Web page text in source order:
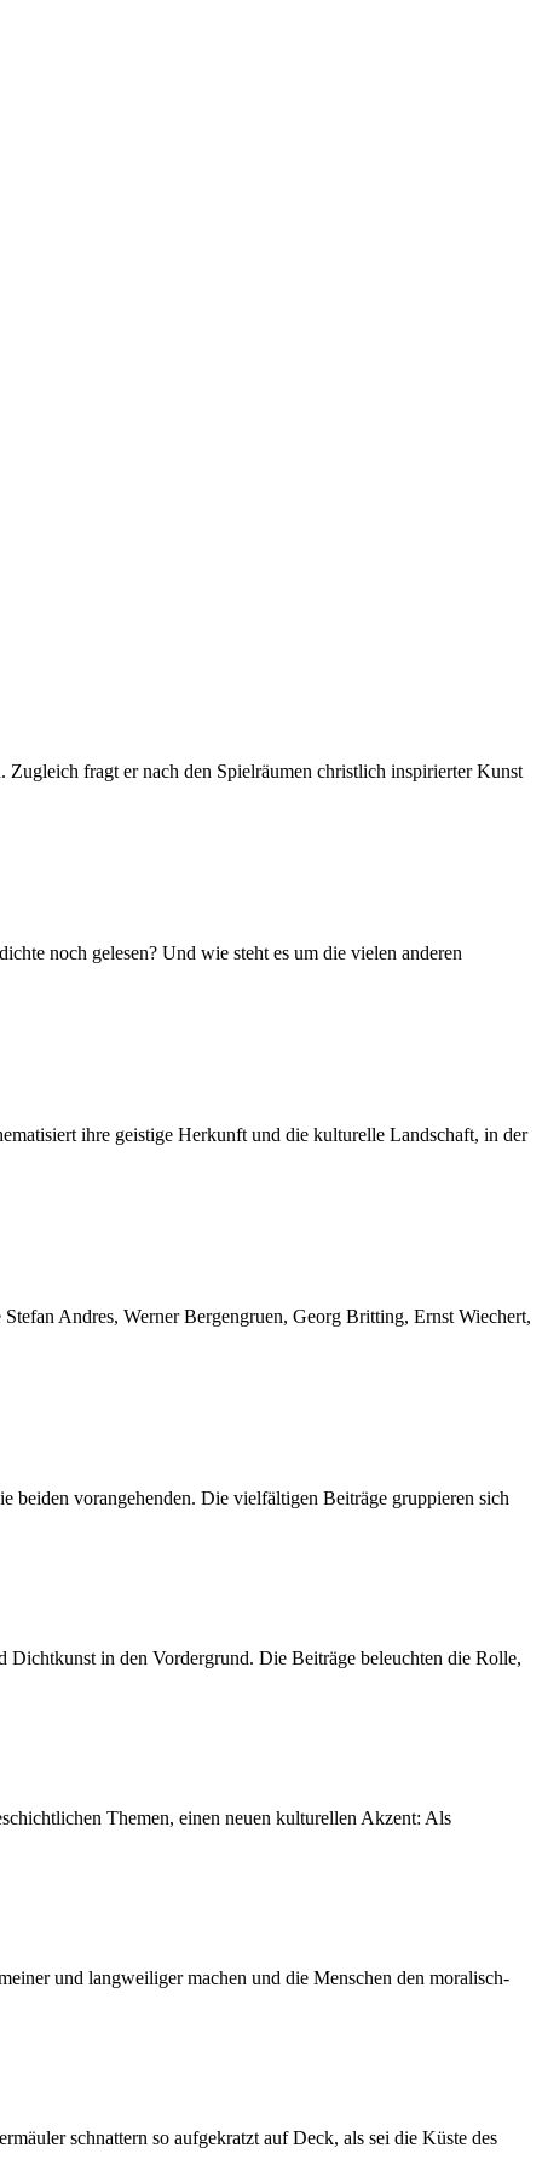
fragt er nach den Spielräumen christlich inspirierter Kunst
noch gelesen? Und wie steht es um die vielen anderen
ihre geistige Herkunft und die kulturelle Landschaft, in der
Andres, Werner Bergengruen, Georg Britting, Ernst Wiechert,
beiden vorangehenden. Die vielfältigen Beiträge gruppieren sich
in den Vordergrund. Die Beiträge beleuchten die Rolle,
Themen, einen neuen kulturellen Akzent: Als
und langweiliger machen und die Menschen den moralisch-
schnattern so aufgekratzt auf Deck, als sei die Küste des